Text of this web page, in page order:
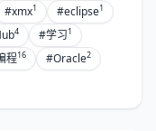
#xmx1 #eclipse1
4 #学习1
程16 #Oracle2